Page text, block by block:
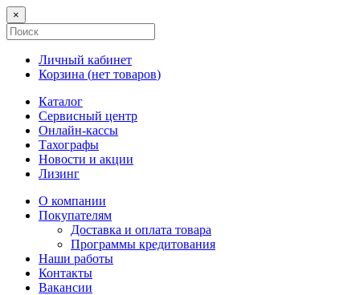
×
Личный кабинет
Корзина (нет товаров)
Каталог
Сервисный центр
Онлайн-кассы
Тахографы
Новости и акции
Лизинг
О компании
Покупателям
Доставка и оплата товара
Программы кредитования
Наши работы
Контакты
Вакансии